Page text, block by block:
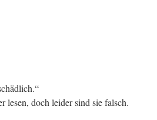
lesen, doch leider sind sie falsch.